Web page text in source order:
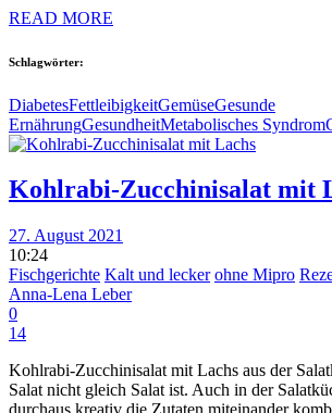
READ MORE
Schlagwörter:
DiabetesFettleibigkeitGemüseGesunde
ErnährungGesundheitMetabolisches Syndrom
Kohlrabi-Zucchinisalat mit
27. August 2021
10:24
Fischgerichte Kalt und lecker ohne Mipro
Anna-Lena Leber
0
14
Kohlrabi-Zucchinisalat mit Lachs aus der
Salat nicht gleich Salat ist. Auch in der